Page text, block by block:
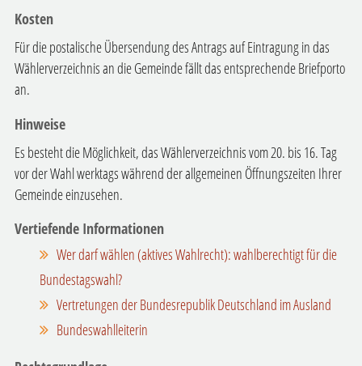
Kosten
Für die postalische Übersendung des Antrags auf Eintragung in das
Wählerverzeichnis an die Gemeinde fällt das entsprechende Briefporto
an.
Hinweise
Es besteht die Möglichkeit, das Wählerverzeichnis vom 20. bis 16. Tag
vor der Wahl werktags während der allgemeinen Öffnungszeiten Ihrer
Gemeinde einzusehen.
Vertiefende Informationen
Wer darf wählen (aktives Wahlrecht): wahlberechtigt für die
Bundestagswahl?
Vertretungen der Bundesrepublik Deutschland im Ausland
Bundeswahlleiterin